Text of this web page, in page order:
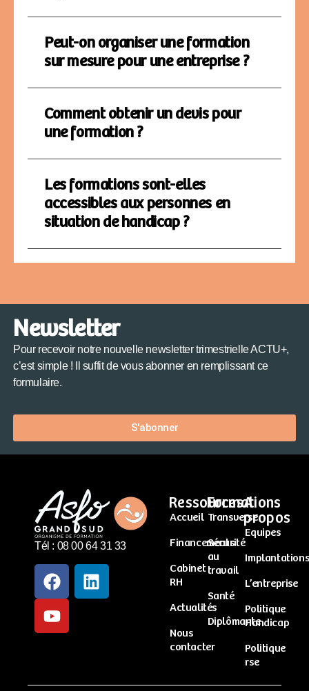
Peut-on organiser une formation
sur mesure pour une entreprise ?
Comment obtenir un devis pour
une formation ?
Les formations sont-elles
accessibles aux personnes en
situation de handicap ?
Newsletter
Pour recevoir notre nouvelle newsletter trimestrielle ACTU+,
c’est simple ! Il suffit de vous abonner en remplissant ce
formulaire.
S'abonner
Tél : 08 00 64 31 33
Ressources
Accueil
Financements
Cabinet
RH
Actualités
Nous
contacter
Formations
Transverse
Sécurité
au
travail
Santé
Diplômante
A
propos
Equipes
Implantations
L’entreprise
Politique
Handicap
Politique
rse